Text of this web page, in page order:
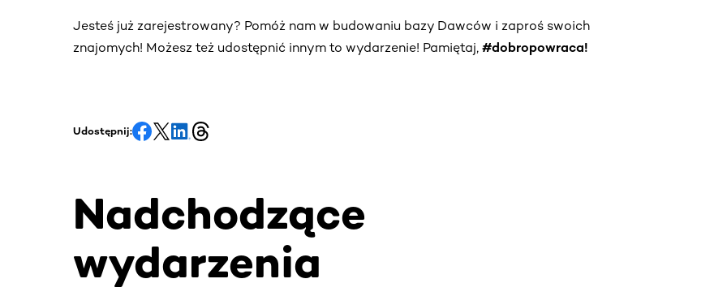
Jesteś już zarejestrowany? Pomóż nam w budowaniu bazy Dawców i zaproś swoich
znajomych! Możesz też udostępnić innym to wydarzenie! Pamiętaj, #dobropowraca!
Udostępnij:
Nadchodzące
wydarzenia